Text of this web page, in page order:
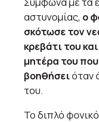
αστυνομίας, ο
σκότωσε τον
κρεβάτι του
μητέρα του
βοηθήσειόταν
του.
Το διπλό